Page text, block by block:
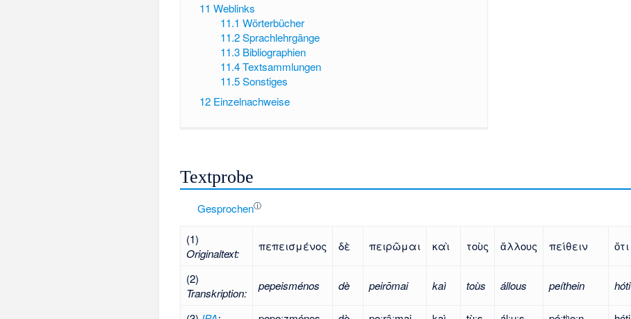
11 Weblinks
11.1 Wörterbücher
11.2 Sprachlehrgänge
11.3 Bibliographien
11.4 Textsammlungen
11.5 Sonstiges
12 Einzelnachweise
Textprobe
Gesprochenⓘ
(1)
Originaltext:
πεπεισμένος δὲ πειρῶμαι καὶ τοὺς ἄλλους πείθειν ὅτι
(2)
Transkription:
pepeisménos dè peirōmai kaì toùs állous peíthein hóti